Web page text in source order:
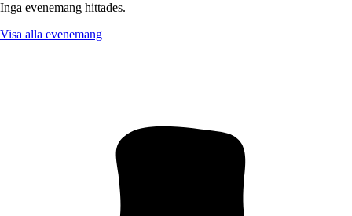
Inga evenemang hittades.
Visa alla evenemang